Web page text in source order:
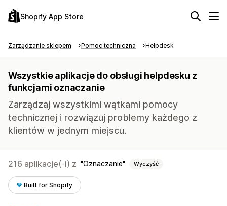
Shopify App Store
Zarządzanie sklepem Pomoc techniczna Helpdesk
Wszystkie aplikacje do obsługi helpdesku z
funkcjami oznaczanie
Zarządzaj wszystkimi wątkami pomocy
technicznej i rozwiązuj problemy każdego z
klientów w jednym miejscu.
216 aplikacje(-i) z Oznaczanie Wyczyść
Built for Shopify